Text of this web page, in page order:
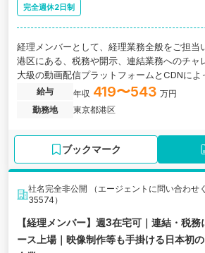
完全週休2日制
経理メンバーとして、経理業務全般をご担当
港区にある、税務や開示、連結業務へのチャ
大級の動画配信プラットフォームとCDNによ
動画業界を牽引するグロース上場企業の求人
給与 年収 419〜543 万円
勤務地
東京都港区
ブックマーク
社名完全非公開 （エージェントに問い合わせ
35574）
【経理メンバー】週3在宅可｜連結・税
ース上場｜映像制作等も手掛ける日本初